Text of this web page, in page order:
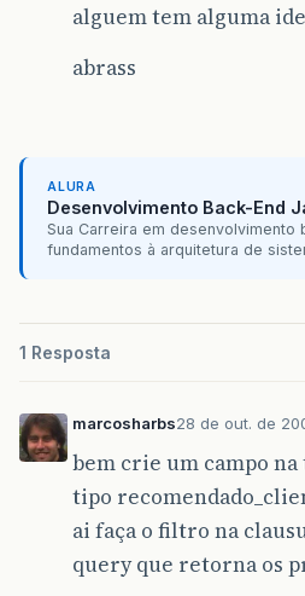
alguem tem alguma
abrass
ALURA
Desenvolvimento Back-End
Sua Carreira em desenvolvimento
fundamentos à arquitetura de
1 Resposta
marcosharbs28 de out. de
bem crie um campo
tipo
ai faça o filtro na
query que retorna os